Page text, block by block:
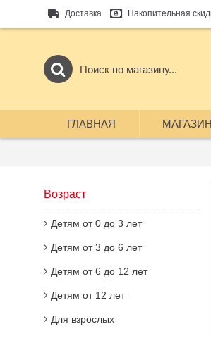
Доставка Накопительная
ГЛАВНАЯ МАГАЗИН
Возраст
Детям от 0 до 3 лет
Детям от 3 до 6 лет
Детям от 6 до 12 лет
Детям от 12 лет
Для взрослых